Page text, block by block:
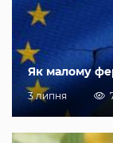
Як малому
3 липня